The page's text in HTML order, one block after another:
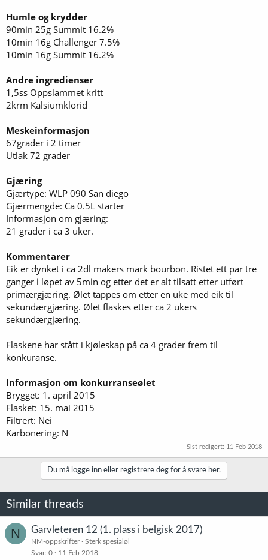
Humle og krydder
90min 25g Summit 16.2%
10min 16g Challenger 7.5%
10min 16g Summit 16.2%
Andre ingredienser
1,5ss Oppslammet kritt
2krm Kalsiumklorid
Meskeinformasjon
67grader i 2 timer
Utlak 72 grader
Gjæring
Gjærtype: WLP 090 San diego
Gjærmengde: Ca 0.5L starter
Informasjon om gjæring:
21 grader i ca 3 uker.
Kommentarer
Eik er dynket i ca 2dl makers mark bourbon. Ristet ett par tre
ganger i løpet av 5min og etter det er alt tilsatt etter utført
primærgjæring. Ølet tappes om etter en uke med eik til
sekundærgjæring. Ølet flaskes etter ca 2 ukers
sekundærgjæring.
Flaskene har stått i kjøleskap på ca 4 grader frem til
konkuranse.
Informasjon om konkurranseølet
Brygget: 1. april 2015
Flasket: 15. mai 2015
Filtrert: Nei
Karbonering: N
Sist redigert: 11 Feb 2018
Du må logge inn eller registrere deg for å svare her.
Similar threads
N Garvleteren 12 (1. plass i belgisk 2017)
NM-oppskrifter
Sterk spesialøl
Svar 0 11 Feb 2018